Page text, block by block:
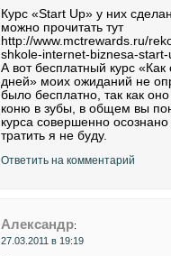
Курс «Start Up» у них
можно прочитать тут
http://www.mctrewards.ru/
shkole-internet-biznesa-start-
А вот бесплатный курс «Как
дней» моих ожиданий не
было бесплатно, так как
коню в зубы, в общем вы
курса совершенно
тратить я не буду.
Ответить на комментарий
Александр:
27.03.2011 в 19:19